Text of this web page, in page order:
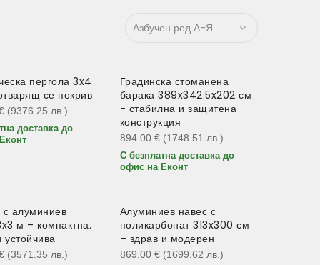
пергола 3x4
се покрив
(9376.25 лв. )
доставка до
Градинска стоманена
барака 389x342.5x202 см
- стабилна и защитена
конструкция
894.00 € (1748.51 лв. )
С безплатна доставка до
офис на Еконт
с алуминиев
м – компактна.
устойчива
(3571.35 лв. )
Алуминиев навес с
поликарбонат 313x300 см
– здрав и модерен
869.00 € (1699.62 лв. )